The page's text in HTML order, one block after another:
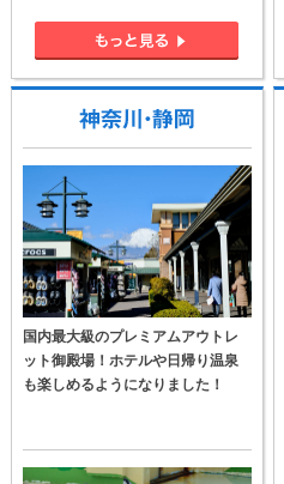
国内最大級のプレミアムアウトレ
ット御殿場！ホテルや日帰り温泉
も楽しめるようになりました！